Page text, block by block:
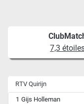
7,3
RTV Quirijn
1 Gijs Holleman